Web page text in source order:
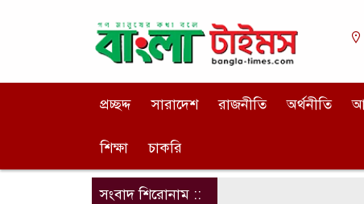
প্রচ্ছদ্দ সারাদেশ রাজনীতি অর্থনীতি
শিক্ষা চাকরি
সংবাদ শিরোনাম ::